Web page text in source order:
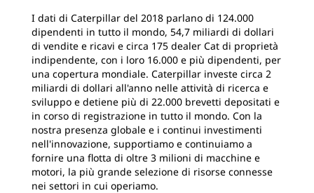
I dati di Caterpillar del 2018 parlano di 124.000
dipendenti in tutto il mondo, 54,7 miliardi di dollari
di vendite e ricavi e circa 175 dealer Cat di proprietà
indipendente, con i loro 16.000 e più dipendenti, per
una copertura mondiale. Caterpillar investe circa 2
miliardi di dollari all'anno nelle attività di ricerca e
sviluppo e detiene più di 22.000 brevetti depositati e
in corso di registrazione in tutto il mondo. Con la
nostra presenza globale e i continui investimenti
nell'innovazione, supportiamo e continuiamo a
fornire una flotta di oltre 3 milioni di macchine e
motori, la più grande selezione di risorse connesse
nei settori in cui operiamo.